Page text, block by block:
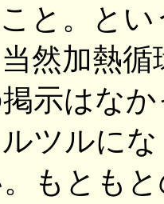
と。と
然加熱
示はな
ツルに
もとも